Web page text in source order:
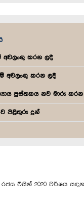
අවලංගු කරන ලදී
අවලංගු කරන ලදී
පුස්තකය නව මාරු කරන
පිළිතුරු දුන්
විසින් 2020 වර්ෂය